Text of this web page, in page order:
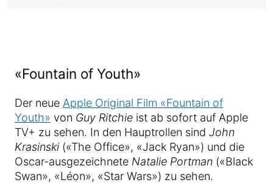
«Fountain of Youth»
Der neue Apple Original Film «Fountain of
Youth» von Guy Ritchie ist ab sofort auf Apple
TV+ zu sehen. In den Hauptrollen sind John
Krasinski («The Office», «Jack Ryan») und die
Oscar-ausgezeichnete Natalie Portman («Black
Swan», «Léon», «Star Wars») zu sehen.